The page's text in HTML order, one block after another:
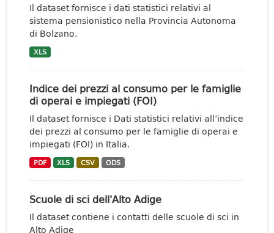
Il dataset fornisce i dati statistici relativi al
sistema pensionistico nella Provincia Autonoma
di Bolzano.
XLS
Indice dei prezzi al consumo per le famiglie
di operai e impiegati (FOI)
Il dataset fornisce i Dati statistici relativi all’indice
dei prezzi al consumo per le famiglie di operai e
impiegati (FOI) in Italia.
PDF XLS CSV ODS
Scuole di sci dell'Alto Adige
Il dataset contiene i contatti delle scuole di sci in
Alto Adige